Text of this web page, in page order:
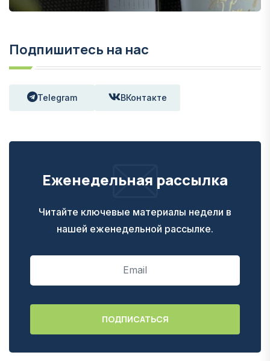
Подпишитесь на нас
Telegram ВКонтакте
Еженедельная рассылка
Читайте ключевые материалы недели в
нашей еженедельной рассылке.